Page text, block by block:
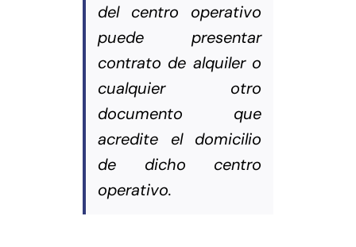
del centro operativo
puede presentar
contrato de alquiler o
cualquier otro
documento que
acredite el domicilio
de dicho centro
operativo.